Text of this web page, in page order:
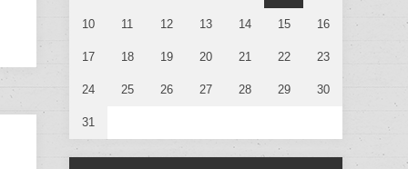
10 11 12 13 14 15 16
17 18 19 20 21 22 23
24 25 26 27 28 29 30
31